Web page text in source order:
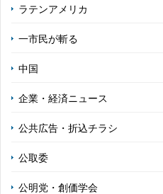
ラテンアメリカ
一市民が斬る
中国
企業・経済ニュース
公共広告・折込チラシ
公取委
公明党・創価学会